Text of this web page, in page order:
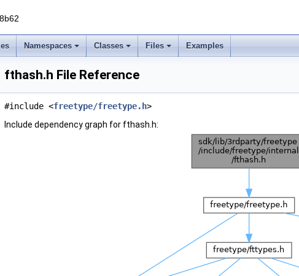
Namespaces Classes Files Examples
fthash.h File Reference
#include <freetype/freetype.h>
Include dependency graph for fthash.h: